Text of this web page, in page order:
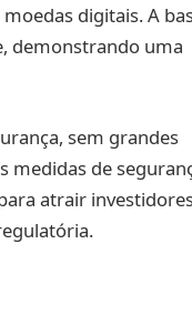
digitais. A
demonstrando uma
sem grandes
medidas de
atrair